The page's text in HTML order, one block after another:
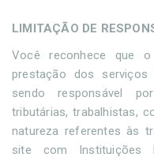
LIMITAÇÃO DE
Você reconhece que
prestação dos
sendo responsável
tributárias, trabalhistas,
natureza referentes às
site com Instituições